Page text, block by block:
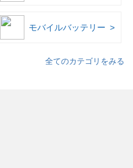
モバイルバッテリー
全てのカテゴリをみる